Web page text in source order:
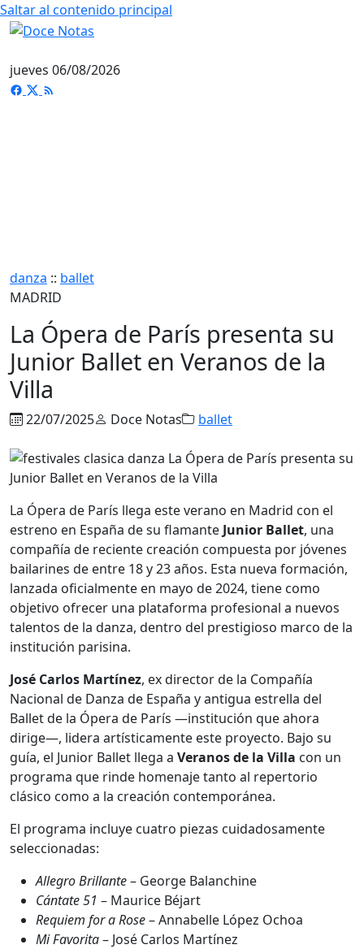
Saltar al contenido principal
jueves 06/08/2026
danza :: ballet
MADRID
La Ópera de París presenta su
Junior Ballet en Veranos de la
Villa
22/07/2025 Doce Notas ballet
La Ópera de París llega este verano en Madrid con el
estreno en España de su flamante Junior Ballet, una
compañía de reciente creación compuesta por jóvenes
bailarines de entre 18 y 23 años. Esta nueva formación,
lanzada oficialmente en mayo de 2024, tiene como
objetivo ofrecer una plataforma profesional a nuevos
talentos de la danza, dentro del prestigioso marco de la
institución parisina.
José Carlos Martínez, ex director de la Compañía
Nacional de Danza de España y antigua estrella del
Ballet de la Ópera de París —institución que ahora
dirige—, lidera artísticamente este proyecto. Bajo su
guía, el Junior Ballet llega a Veranos de la Villa con un
programa que rinde homenaje tanto al repertorio
clásico como a la creación contemporánea.
El programa incluye cuatro piezas cuidadosamente
seleccionadas:
Allegro Brillante– George Balanchine
Cántate 51 – Maurice Béjart
Requiem for a Rose– Annabelle López Ochoa
Mi Favorita– José Carlos Martínez